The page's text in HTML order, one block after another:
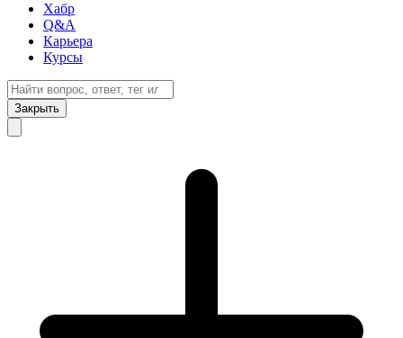
Хабр
Q&A
Карьера
Курсы
Закрыть